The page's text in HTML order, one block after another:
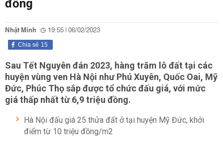
đồng
Nhật Minh 19:55 | 06/02/2023
15
Chia sẻ
Sau Tết Nguyên đán 2023, hàng trăm lô đất tại các
huyện vùng ven Hà Nội như Phú Xuyên, Quốc Oai, Mỹ
Đức, Phúc Thọ sắp được tổ chức đấu giá, với mức
giá thấp nhất từ 6,9 triệu đồng.
Hà Nội đấu giá 25 thửa đất ở tại huyện Mỹ Đức, khởi
điểm từ 10 triệu đồng/m2